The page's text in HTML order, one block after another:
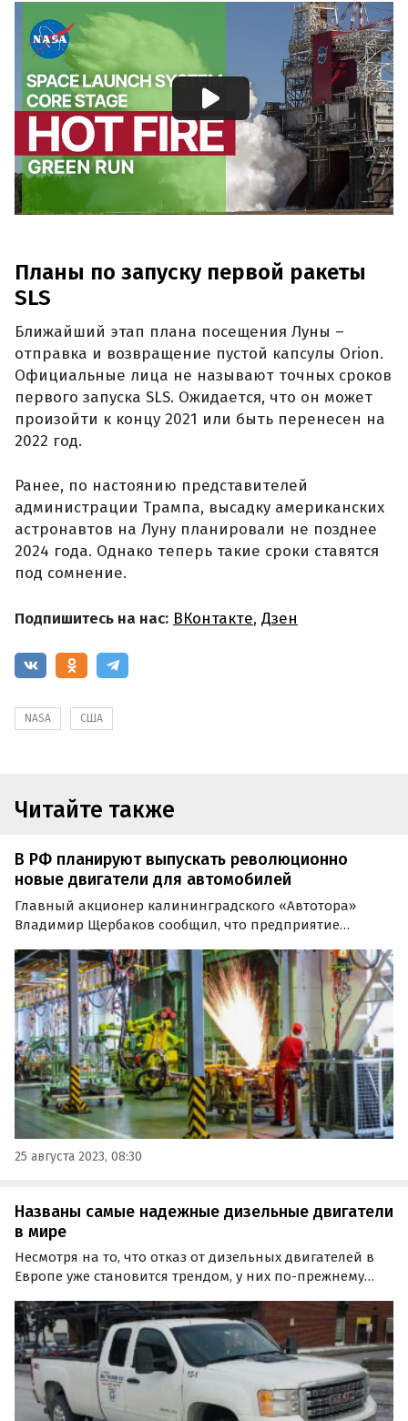
Планы по запуску первой ракеты
SLS
Ближайший этап плана посещения Луны –
отправка и возвращение пустой капсулы Orion.
Официальные лица не называют точных сроков
первого запуска SLS. Ожидается, что он может
произойти к концу 2021 или быть перенесен на
2022 год.
Ранее, по настоянию представителей
администрации Трампа, высадку американских
астронавтов на Луну планировали не позднее
2024 года. Однако теперь такие сроки ставятся
под сомнение.
Подпишитесь на нас: ВКонтакте, Дзен
NASA США
Читайте также
В РФ планируют выпускать революционно
новые двигатели для автомобилей
Главный акционер калининградского «Автотора»
Владимир Щербаков сообщил, что предприятие
двигателей. Об этом сообщают «Автоновости дня» со
ссылкой на телеканал «Каскад».
25 августа 2023, 08:30
Названы самые надежные дизельные двигатели
в мире
Несмотря на то, что отказ от дизельных двигателей в
Европе уже становится трендом, у них по-прежнему
миру. Какие из этих дизельных моторов самые
надежные, выяснил портал HotCars.